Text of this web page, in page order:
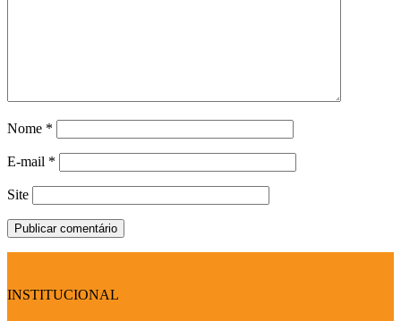
Nome *
E-mail *
Site
INSTITUCIONAL